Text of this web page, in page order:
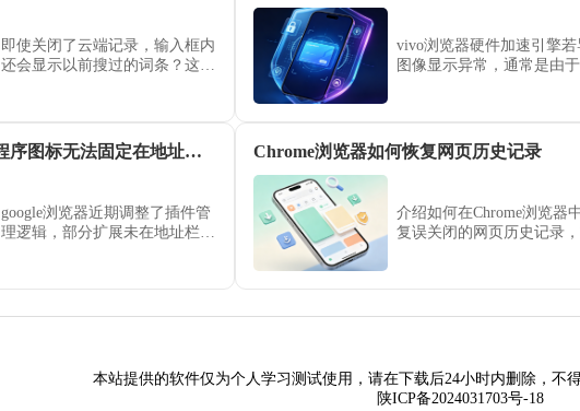
即使关闭了云端记录，输入框内
还会显示以前搜过的词条？这是
vivo浏览器硬件加速引擎若
图像显示异常，通常是由于
与显示质量，彻底解决网页
显示瑕疵。
google浏览器扩展程序图标无法固定在地址栏如何处理
google浏览器近期调整了插件管
理逻辑，部分扩展未在地址栏固
Chrome浏览器如何恢复网页历史记录
介绍如何在Chrome浏览器
复误关闭的网页历史记录
本站提供的软件仅为个人学习测试使用，请在下载后24小时内删除，不
陕ICP备2024031703号-18